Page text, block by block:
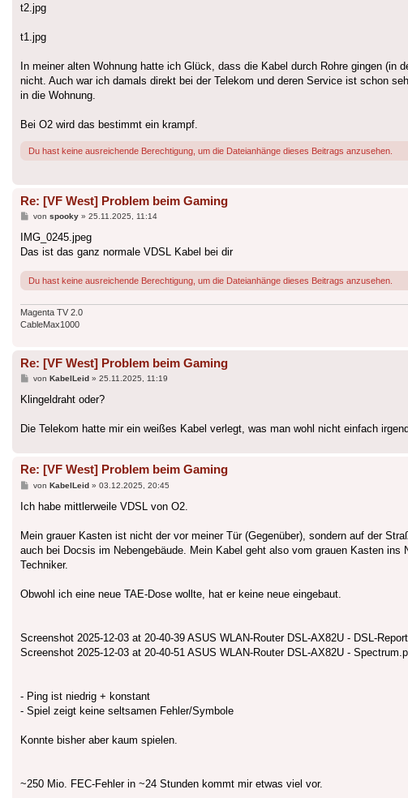
t2.jpg
t1.jpg
In meiner alten Wohnung hatte ich Glück, dass die Kabel durch Rohre gingen (in
nicht. Auch war ich damals direkt bei der Telekom und deren Service ist schon
in die Wohnung.
Bei O2 wird das bestimmt ein krampf.
Du hast keine ausreichende Berechtigung, um die Dateianhänge dieses Beitrags anzusehen.
Re: [VF West] Problem beim Gaming
Beitrag
von spooky» 25.11.2025, 11:14
IMG_0245.jpeg
Das ist das ganz normale VDSL Kabel bei dir
Du hast keine ausreichende Berechtigung, um die Dateianhänge dieses Beitrags anzusehen.
Magenta TV 2.0
CableMax1000
Re: [VF West] Problem beim Gaming
Beitrag
von KabelLeid» 25.11.2025, 11:19
Klingeldraht oder?
Die Telekom hatte mir ein weißes Kabel verlegt, was man wohl nicht einfach
Re: [VF West] Problem beim Gaming
Beitrag
von KabelLeid» 03.12.2025, 20:45
Ich habe mittlerweile VDSL von O2.
Mein grauer Kasten ist nicht der vor meiner Tür (Gegenüber), sondern auf der
auch bei Docsis im Nebengebäude. Mein Kabel geht also vom grauen Kasten
Techniker.
Obwohl ich eine neue TAE-Dose wollte, hat er keine neue eingebaut.
Screenshot 2025-12-03 at 20-40-39 ASUS WLAN-Router DSL-AX82U - DSL-
Screenshot 2025-12-03 at 20-40-51 ASUS WLAN-Router DSL-AX82U -
- Ping ist niedrig + konstant
- Spiel zeigt keine seltsamen Fehler/Symbole
Konnte bisher aber kaum spielen.
~250 Mio. FEC-Fehler in ~24 Stunden kommt mir etwas viel vor.